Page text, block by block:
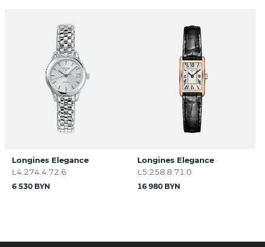
Longines Elegance
L4.274.4.72.6
6 530 BYN
Longines Elegance
L5.258.8.71.0
16 980 BYN